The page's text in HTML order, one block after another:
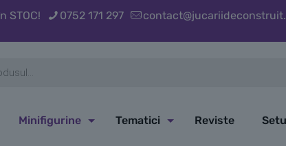
STOC! 0752 171 297
Minifigurine Tematici Reviste